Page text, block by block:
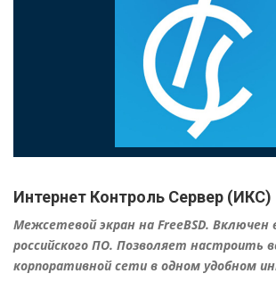
Интернет Контроль Сервер (ИКС)
Межсетевой экран на FreeBSD. Включен
российского ПО. Позволяет настроить
корпоративной сети в одном удобном